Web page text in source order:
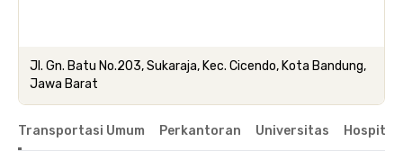
Jl. Gn. Batu No.203, Sukaraja, Kec. Cicendo, Kota Bandung,
Jawa Barat
Transportasi Umum Perkantoran Universitas Hospital